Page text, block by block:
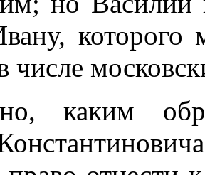
числе
каким